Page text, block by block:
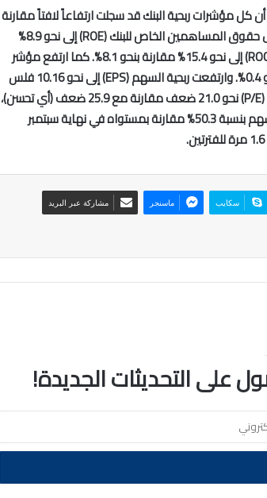
كل مؤشرات ربحية البنك قد سجلت ارتفاعاً لافتاً مقارنة
مع الفترة نفسها من عام 2024. إذ ارتفع مؤشر العائد على معدل حقوق المساهمين الخاص للبنك (‏ROE‏) إلى نحو 8.9%
مقارنة بنحو 6.1%. وارتفع مؤشر العائد على معدل رأسمال البنك (‏ROC‏) إلى نحو 15.4% مقارنة بنحو 8.1%. كما ارتفع مؤشر
العائد على معدل موجودات البنك (‏ROA‏) إلى نحو 0.9% مقارنة بنحو 0.4%. وارتفعت ربحية السهم (‏EPS‏) ‏إلى نحو 10.16 فلس
مقارنة بنحو 5.48 فلس. وبلغ مؤشر مضاعف السعر/ ربحية السهم (‏P/E‏) نحو 21.0 ضعف مقارنة مع 25.9 ضعف (أي تحسن)،
نتيجة ارتفاع ربحية السهم بنسبة 85.4% مقابل ارتفاع أقل لسعر السهم بنسبة 50.3% مقارنة بمستواه في نهاية سبتمبر
سكايب ماسنجر مشاركة عبر البريد
على التحديثات الجديدة!